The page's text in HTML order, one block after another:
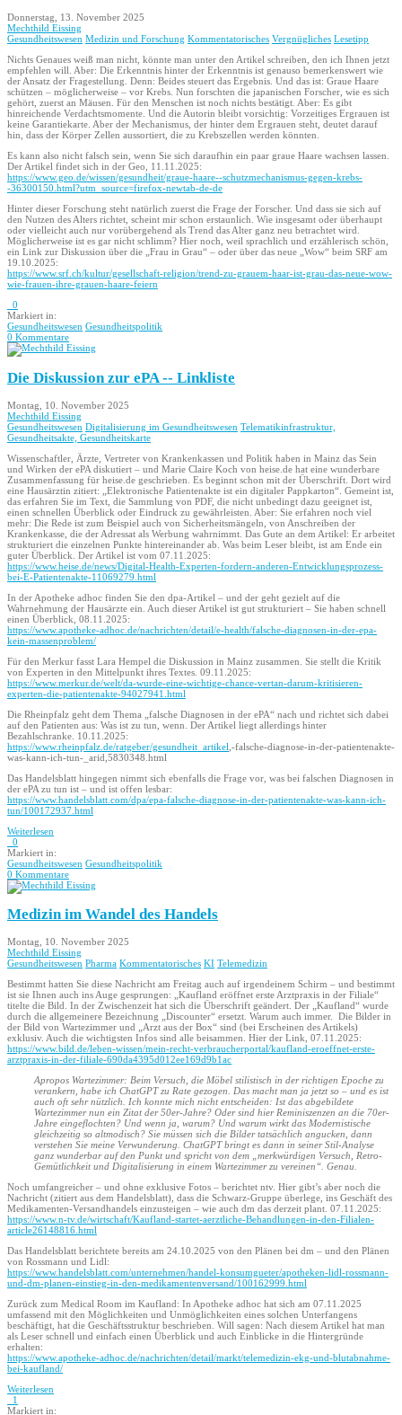
Donnerstag, 13. November 2025
Mechthild Eissing
Gesundheitswesen Medizin und Forschung Kommentatorisches Vergnügliches Lesetipp
Nichts Genaues weiß man nicht, könnte man unter den Artikel schreiben, den ich Ihnen jetzt
empfehlen will. Aber: Die Erkenntnis hinter der Erkenntnis ist genauso bemerkenswert wie
der Ansatz der Fragestellung. Denn: Beides steuert das Ergebnis. Und das ist: Graue Haare
schützen – möglicherweise – vor Krebs. Nun forschten die japanischen Forscher, wie es sich
gehört, zuerst an Mäusen. Für den Menschen ist noch nichts bestätigt. Aber: Es gibt
hinreichende Verdachtsmomente. Und die Autorin bleibt vorsichtig: Vorzeitiges Ergrauen ist
keine Garantiekarte. Aber der Mechanismus, der hinter dem Ergrauen steht, deutet darauf
hin, dass der Körper Zellen aussortiert, die zu Krebszellen werden könnten.
Es kann also nicht falsch sein, wenn Sie sich daraufhin ein paar graue Haare wachsen lassen.
Der Artikel findet sich in der Geo, 11.11.2025:
https://www.geo.de/wissen/gesundheit/graue-haare--schutzmechanismus-gegen-krebs-
-36300150.html?utm_source=firefox-newtab-de-de
Hinter dieser Forschung steht natürlich zuerst die Frage der Forscher. Und dass sie sich auf
den Nutzen des Alters richtet, scheint mir schon erstaunlich. Wie insgesamt oder überhaupt
oder vielleicht auch nur vorübergehend als Trend das Alter ganz neu betrachtet wird.
Möglicherweise ist es gar nicht schlimm? Hier noch, weil sprachlich und erzählerisch schön,
ein Link zur Diskussion über die „Frau in Grau“ – oder über das neue „Wow“ beim SRF am
19.10.2025:
https://www.srf.ch/kultur/gesellschaft-religion/trend-zu-grauem-haar-ist-grau-das-neue-wow-
wie-frauen-ihre-grauen-haare-feiern
0
Markiert in:
Gesundheitswesen Gesundheitspolitik
0 Kommentare
Die Diskussion zur ePA -- Linkliste
Montag, 10. November 2025
Mechthild Eissing
Gesundheitswesen Digitalisierung im Gesundheitswesen Telematikinfrastruktur,
Gesundheitsakte, Gesundheitskarte
Wissenschaftler, Ärzte, Vertreter von Krankenkassen und Politik haben in Mainz das Sein
und Wirken der ePA diskutiert – und Marie Claire Koch von heise.de hat eine wunderbare
Zusammenfassung für heise.de geschrieben. Es beginnt schon mit der Überschrift. Dort wird
eine Hausärztin zitiert: „Elektronische Patientenakte ist ein digitaler Pappkarton“. Gemeint ist,
das erfahren Sie im Text, die Sammlung von PDF, die nicht unbedingt dazu geeignet ist,
einen schnellen Überblick oder Eindruck zu gewährleisten. Aber: Sie erfahren noch viel
mehr: Die Rede ist zum Beispiel auch von Sicherheitsmängeln, von Anschreiben der
Krankenkasse, die der Adressat als Werbung wahrnimmt. Das Gute an dem Artikel: Er arbeitet
strukturiert die einzelnen Punkte hintereinander ab. Was beim Leser bleibt, ist am Ende ein
guter Überblick. Der Artikel ist vom 07.11.2025:
https://www.heise.de/news/Digital-Health-Experten-fordern-anderen-Entwicklungsprozess-
bei-E-Patientenakte-11069279.html
In der Apotheke adhoc finden Sie den dpa-Artikel – und der geht gezielt auf die
Wahrnehmung der Hausärzte ein. Auch dieser Artikel ist gut strukturiert – Sie haben schnell
einen Überblick, 08.11.2025:
https://www.apotheke-adhoc.de/nachrichten/detail/e-health/falsche-diagnosen-in-der-epa-
kein-massenproblem/
Für den Merkur fasst Lara Hempel die Diskussion in Mainz zusammen. Sie stellt die Kritik
von Experten in den Mittelpunkt ihres Textes. 09.11.2025:
https://www.merkur.de/welt/da-wurde-eine-wichtige-chance-vertan-darum-kritisieren-
experten-die-patientenakte-94027941.html
Die Rheinpfalz geht dem Thema „falsche Diagnosen in der ePA“ nach und richtet sich dabei
auf den Patienten aus: Was ist zu tun, wenn. Der Artikel liegt allerdings hinter
Bezahlschranke. 10.11.2025:
https://www.rheinpfalz.de/ratgeber/gesundheit_artikel ,-falsche-diagnose-in-der-patientenakte-
was-kann-ich-tun-_arid,5830348.html
Das Handelsblatt hingegen nimmt sich ebenfalls die Frage vor, was bei falschen Diagnosen in
der ePA zu tun ist – und ist offen lesbar:
https://www.handelsblatt.com/dpa/epa-falsche-diagnose-in-der-patientenakte-was-kann-ich-
tun/100172937.html
Weiterlesen
0
Markiert in:
Gesundheitswesen Gesundheitspolitik
0 Kommentare
Medizin im Wandel des Handels
Montag, 10. November 2025
Mechthild Eissing
Gesundheitswesen Pharma Kommentatorisches KI Telemedizin
Bestimmt hatten Sie diese Nachricht am Freitag auch auf irgendeinem Schirm – und bestimmt
ist sie Ihnen auch ins Auge gesprungen: „Kaufland eröffnet erste Arztpraxis in der Filiale“
titelte die Bild. In der Zwischenzeit hat sich die Überschrift geändert. Der „Kaufland“ wurde
durch die allgemeinere Bezeichnung „Discounter“ ersetzt. Warum auch immer. Die Bilder in
der Bild von Wartezimmer und „Arzt aus der Box“ sind (bei Erscheinen des Artikels)
exklusiv. Auch die wichtigsten Infos sind alle beisammen. Hier der Link, 07.11.2025:
https://www.bild.de/leben-wissen/mein-recht-verbraucherportal/kaufland-eroeffnet-erste-
arztpraxis-in-der-filiale-690da4395d012ee169d9b1ac
Apropos Wartezimmer: Beim Versuch, die Möbel stilistisch in der richtigen Epoche zu
verankern, habe ich ChatGPT zu Rate gezogen. Das macht man ja jetzt so – und es ist
auch oft sehr nützlich. Ich konnte mich nicht entscheiden: Ist das abgebildete
Wartezimmer nun ein Zitat der 50er-Jahre? Oder sind hier Reminiszenzen an die 70er-
Jahre eingeflochten? Und wenn ja, warum? Und warum wirkt das Modernistische
gleichzeitig so altmodisch? Sie müssen sich die Bilder tatsächlich angucken, dann
verstehen Sie meine Verwunderung. ChatGPT bringt es dann in seiner Stil-Analyse
ganz wunderbar auf den Punkt und spricht von dem „merkwürdigen Versuch, Retro-
Gemütlichkeit und Digitalisierung in einem Wartezimmer zu vereinen“. Genau.
Noch umfangreicher – und ohne exklusive Fotos – berichtet ntv. Hier gibt’s aber noch die
Nachricht (zitiert aus dem Handelsblatt), dass die Schwarz-Gruppe überlege, ins Geschäft des
Medikamenten-Versandhandels einzusteigen – wie auch dm das derzeit plant. 07.11.2025:
https://www.n-tv.de/wirtschaft/Kaufland-startet-aerztliche-Behandlungen-in-den-Filialen-
article26148816.html
Das Handelsblatt berichtete bereits am 24.10.2025 von den Plänen bei dm – und den Plänen
von Rossmann und Lidl:
https://www.handelsblatt.com/unternehmen/handel-konsumgueter/apotheken-lidl-rossmann-
und-dm-planen-einstieg-in-den-medikamentenversand/100162999.html
Zurück zum Medical Room im Kaufland: In Apotheke adhoc hat sich am 07.11.2025
umfassend mit den Möglichkeiten und Unmöglichkeiten eines solchen Unterfangens
beschäftigt, hat die Geschäftsstruktur beschrieben. Will sagen: Nach diesem Artikel hat man
als Leser schnell und einfach einen Überblick und auch Einblicke in die Hintergründe
erhalten:
https://www.apotheke-adhoc.de/nachrichten/detail/markt/telemedizin-ekg-und-blutabnahme-
bei-kaufland/
Weiterlesen
1
Markiert in: